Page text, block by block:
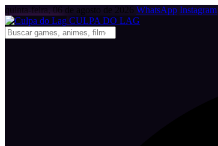
quinta-feira, 06 de agosto de 2026 WhatsApp Instagram
CULPA DO LAG